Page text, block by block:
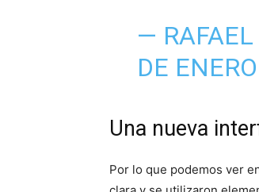
—
DE
Una nueva
Por lo que podemos ver